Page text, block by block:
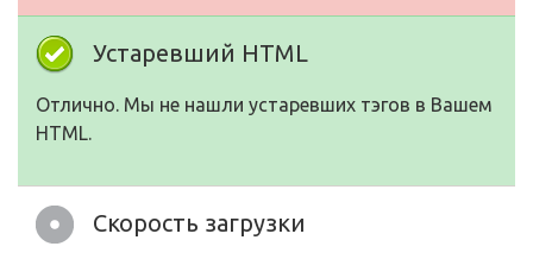
Устаревший HTML
Отлично. Мы не нашли устаревших тэгов в Вашем
HTML.
Скорость загрузки